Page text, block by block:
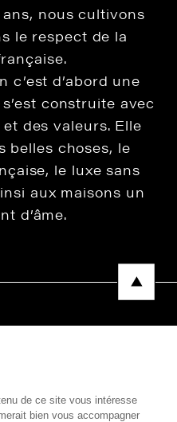
nous cultivons
le respect de la
c’est d’abord une
construite avec
des valeurs. Elle
belles choses, le
le luxe sans
aux maisons un
d’âme.
données
& Catalogues
de ce site vous intéresse
bien vous accompagner